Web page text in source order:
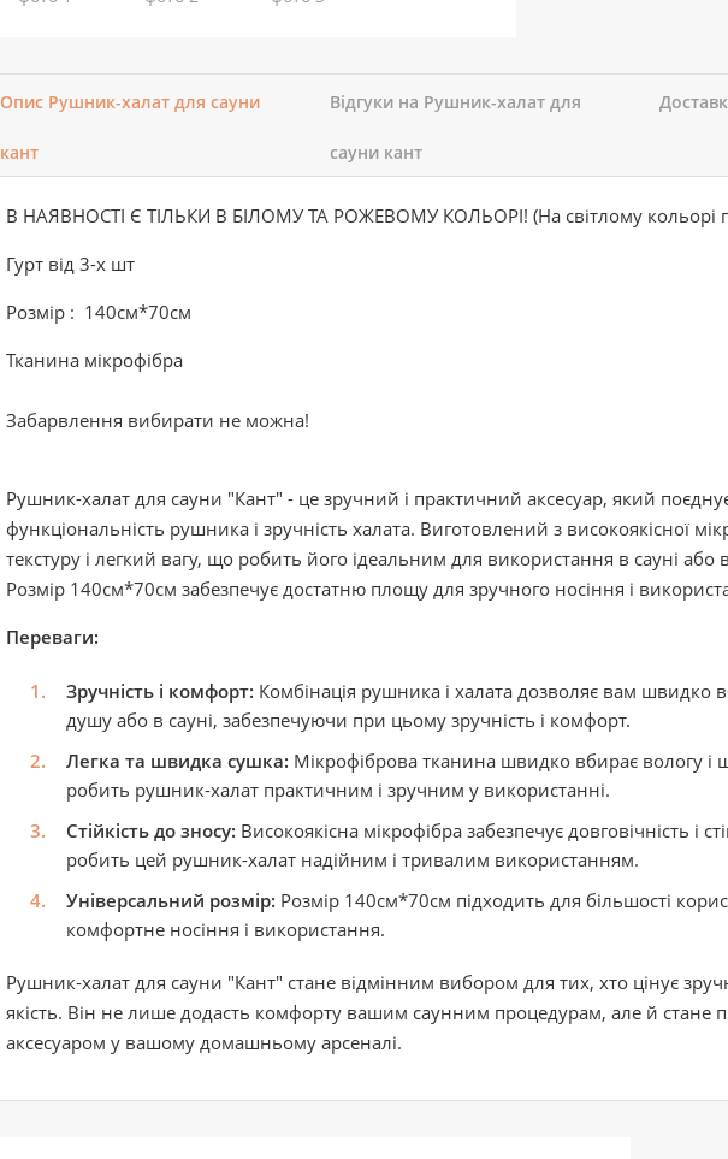
Опис Рушник-халат для сауни
кант
Відгуки на Рушник-халат для
сауни кант
В НАЯВНОСТІ Є ТІЛЬКИ В БІЛОМУ ТА РОЖЕВОМУ КОЛЬОРІ! (На світлому кольорі
Гурт від 3-х шт
Розмір : 140см*70см
Тканина мікрофібра
Забарвлення вибирати не можна!
Рушник-халат для сауни "Кант" - це зручний і практичний аксесуар, який
функціональність рушника і зручність халата. Виготовлений з високоякісної
текстуру і легкий вагу, що робить його ідеальним для використання в сауні
Розмір 140см*70см забезпечує достатню площу для зручного носіння і
Переваги:
Зручність і комфорт: Комбінація рушника і халата дозволяє вам швидко
душу або в сауні, забезпечуючи при цьому зручність і комфорт.
Легка та швидка сушка: Мікрофіброва тканина швидко вбирає вологу
робить рушник-халат практичним і зручним у використанні.
Стійкість до зносу: Високоякісна мікрофібра забезпечує довговічність і
робить цей рушник-халат надійним і тривалим використанням.
Універсальний розмір: Розмір 140см*70см підходить для більшості
комфортне носіння і використання.
Рушник-халат для сауни "Кант" стане відмінним вибором для тих, хто цінує
якість. Він не лише додасть комфорту вашим саунним процедурам, але й стане
аксесуаром у вашому домашньому арсеналі.